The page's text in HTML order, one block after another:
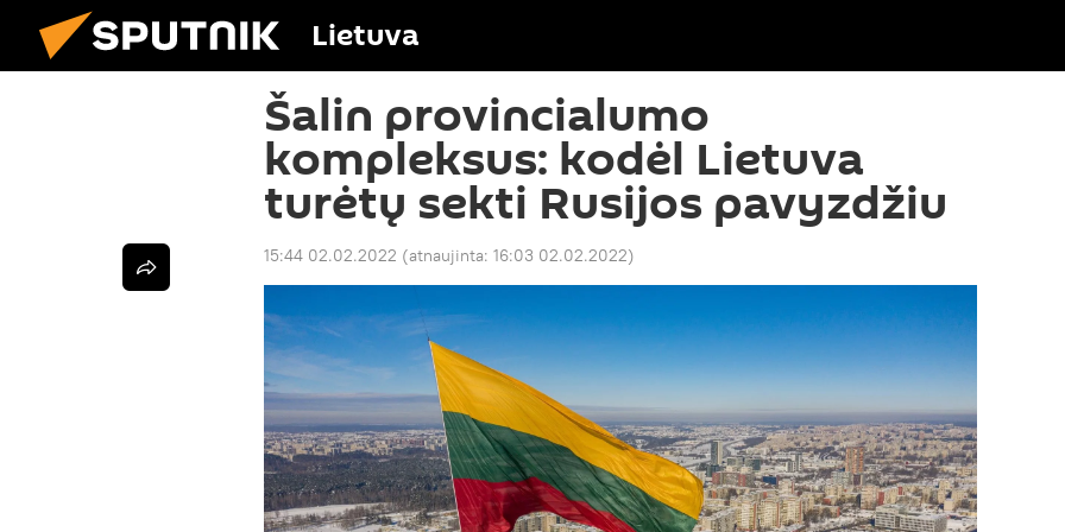
Lietuva
Šalin provincialumo
kompleksus: kodėl Lietuva
turėtų sekti Rusijos pavyzdžiu
15:44 02.02.2022 (atnaujinta: 16:03 02.02.2022)